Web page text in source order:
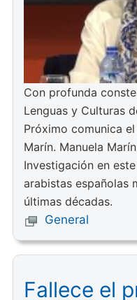
Con profunda
Lenguas y Culturas
Próximo comunica
Marín. Manuela
Investigación en
arabistas españolas
últimas décadas.
General
Fallece el